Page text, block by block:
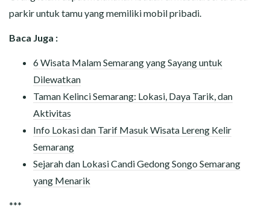
parkir untuk tamu yang memiliki mobil pribadi.
Baca Juga :
6 Wisata Malam Semarang yang Sayang untuk
Dilewatkan
Taman Kelinci Semarang: Lokasi, Daya Tarik, dan
Aktivitas
Info Lokasi dan Tarif Masuk Wisata Lereng Kelir
Semarang
Sejarah dan Lokasi Candi Gedong Songo Semarang
yang Menarik
***